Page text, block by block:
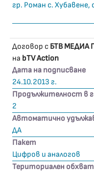
гр. Роман с.
Договор с БТВ МЕДИА
на bTV Action
Дата на подписване
24.10.2013 г.
Продължителност в
2
Автоматично
ДА
Пакет
Цифров и аналогов
Териториален обхват